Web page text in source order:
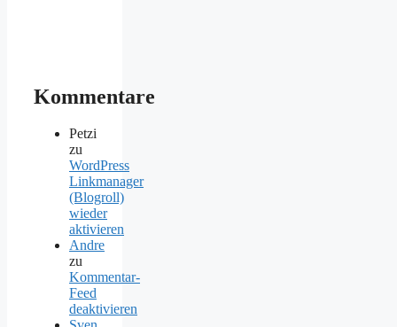
Kommentare
Petzi
zu
WordPress
Linkmanager
(Blogroll)
wieder
aktivieren
Andre
zu
Kommentar-
Feed
deaktivieren